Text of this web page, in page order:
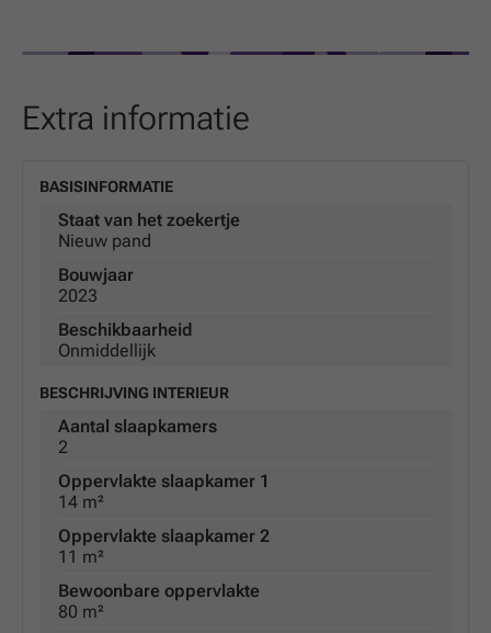
Extra informatie
BASISINFORMATIE
Staat van het zoekertje
Nieuw pand
Bouwjaar
2023
Beschikbaarheid
Onmiddellijk
BESCHRIJVING INTERIEUR
Aantal slaapkamers
2
Oppervlakte slaapkamer 1
14 m²
Oppervlakte slaapkamer 2
11 m²
Bewoonbare oppervlakte
80 m²